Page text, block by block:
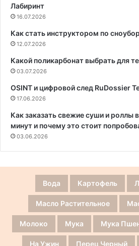
Лабиринт
16.07.2026
Как стать инструктором по
12.07.2026
Какой поликарбонат выбрать для
03.07.2026
OSINT и цифровой след RuDossier
17.06.2026
Как заказать свежие суши и роллы
минут и почему это стоит
03.06.2026
Вода Картофель
Масло Растительное
Молоко Мука Мука
На Ужин Перец Черный